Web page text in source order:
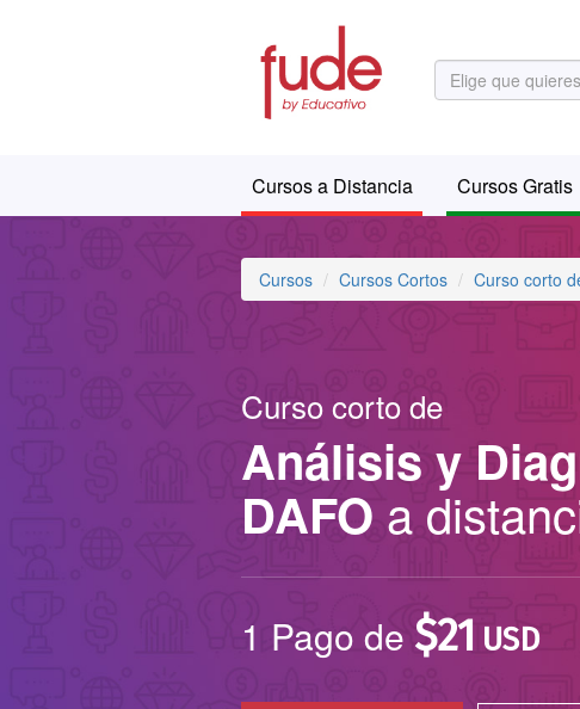
Cursos a Distancia Cursos Gratis
Cursos Cursos Cortos Curso corto
Curso corto de
Análisis y
DAFO a
1 Pago de $21 USD